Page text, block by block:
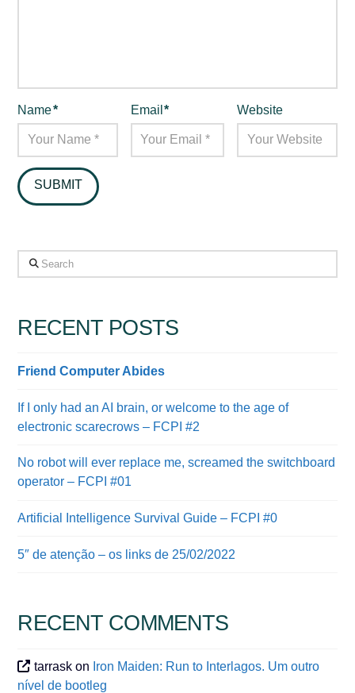
Name* Email* Website
Search
RECENT POSTS
Friend Computer Abides
If I only had an AI brain, or welcome to the age of
electronic scarecrows – FCPI #2
No robot will ever replace me, screamed the switchboard
operator – FCPI #01
Artificial Intelligence Survival Guide – FCPI #0
5″ de atenção – os links de 25/02/2022
RECENT COMMENTS
tarrask on Iron Maiden: Run to Interlagos. Um outro
nível de bootleg